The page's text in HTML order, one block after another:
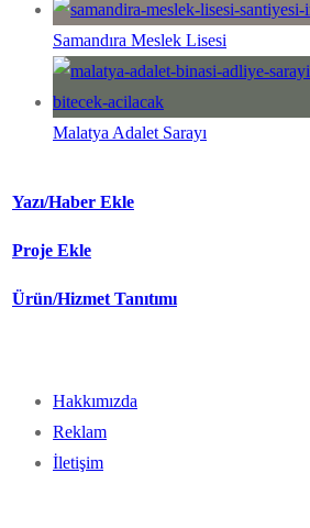
Samandıra Meslek Lisesi
Malatya Adalet Sarayı
Yazı/Haber Ekle
Proje Ekle
Ürün/Hizmet Tanıtımı
Hakkımızda
Reklam
İletişim